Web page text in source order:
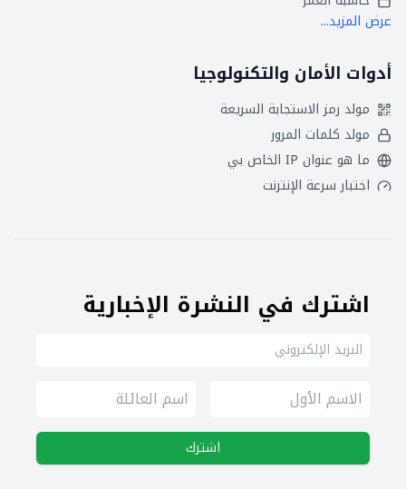
عرض المزيد...
أدوات الأمان والتكنولوجيا
مولد رمز الاستجابة السريعة
مولد كلمات المرور
ما هو عنوان IP الخاص بي
اختبار سرعة الإنترنت
اشترك في النشرة الإخبارية
اشترك